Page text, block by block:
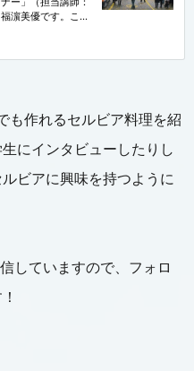
も作れるセルビア料理を紹
にインタビューしたりし
ビアに興味を持つように
していますので、フォロ